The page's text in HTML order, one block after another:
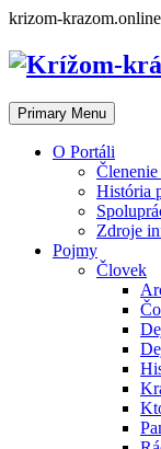
Skip
content
krizom-krazom.online
Primary Menu
O Portáli
História
Zdroje
Pojmy
Človek